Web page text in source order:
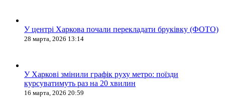
У центрі Харкова почали перекладати бруківку (ФОТО)
28 марта, 2026 13:14
У Харкові змінили графік руху метро: поїзди
курсуватимуть раз на 20 хвилин
16 марта, 2026 20:59